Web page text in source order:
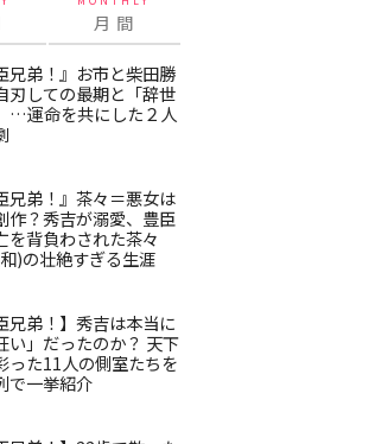
月 間
兄弟！』お市と柴田勝
刃しての最期と「辞世
…運命を共にした２人
兄弟！』茶々＝悪女は
作？秀吉が溺愛、豊臣
を背負わされた茶々
)の壮絶すぎる生涯
兄弟！】秀吉は本当に
い」だったのか？ 天下
った11人の側室たちを
で一挙紹介